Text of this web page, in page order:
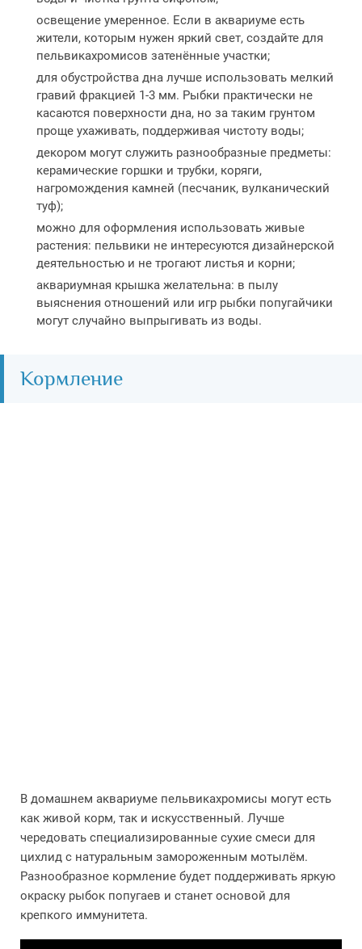
освещение умеренное. Если в аквариуме есть
жители, которым нужен яркий свет, создайте для
пельвикахромисов затенённые участки;
для обустройства дна лучше использовать мелкий
гравий фракцией 1-3 мм. Рыбки практически не
касаются поверхности дна, но за таким грунтом
проще ухаживать, поддерживая чистоту воды;
декором могут служить разнообразные предметы:
керамические горшки и трубки, коряги,
нагромождения камней (песчаник, вулканический
туф);
можно для оформления использовать живые
растения: пельвики не интересуются дизайнерской
деятельностью и не трогают листья и корни;
аквариумная крышка желательна: в пылу
выяснения отношений или игр рыбки попугайчики
могут случайно выпрыгивать из воды.
Кормление
В домашнем аквариуме пельвикахромисы могут есть
как живой корм, так и искусственный. Лучше
чередовать специализированные сухие смеси для
цихлид с натуральным замороженным мотылём.
Разнообразное кормление будет поддерживать яркую
окраску рыбок попугаев и станет основой для
крепкого иммунитета.